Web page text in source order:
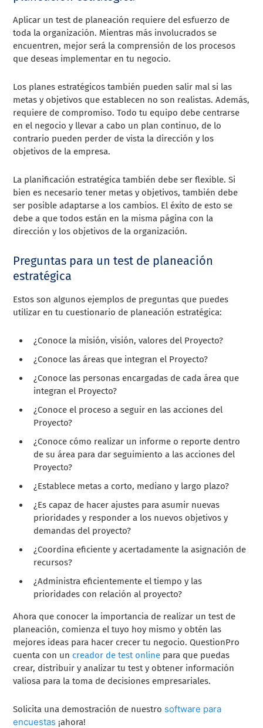
Aplicar un test de planeación requiere del esfuerzo de
toda la organización. Mientras más involucrados se
encuentren, mejor será la comprensión de los procesos
que deseas implementar en tu negocio.
Los planes estratégicos también pueden salir mal si las
metas y objetivos que establecen no son realistas. Además,
requiere de compromiso. Todo tu equipo debe centrarse
en el negocio y llevar a cabo un plan continuo, de lo
contrario pueden perder de vista la dirección y los
objetivos de la empresa.
La planificación estratégica también debe ser flexible. Si
bien es necesario tener metas y objetivos, también debe
ser posible adaptarse a los cambios. El éxito de esto se
debe a que todos están en la misma página con la
dirección y los objetivos de la organización.
Preguntas para un test de planeación
estratégica
Estos son algunos ejemplos de preguntas que puedes
utilizar en tu cuestionario de planeación estratégica:
¿Conoce la misión, visión, valores del Proyecto?
¿Conoce las áreas que integran el Proyecto?
¿Conoce las personas encargadas de cada área que
integran el Proyecto?
¿Conoce el proceso a seguir en las acciones del
Proyecto?
¿Conoce cómo realizar un informe o reporte dentro
de su área para dar seguimiento a las acciones del
Proyecto?
¿Establece metas a corto, mediano y largo plazo?
¿Es capaz de hacer ajustes para asumir nuevas
prioridades y responder a los nuevos objetivos y
demandas del proyecto?
¿Coordina eficiente y acertadamente la asignación de
recursos?
¿Administra eficientemente el tiempo y las
prioridades con relación al proyecto?
Ahora que conocer la importancia de realizar un test de
planeación, comienza el tuyo hoy mismo y obtén las
mejores ideas para hacer crecer tu negocio. QuestionPro
cuenta con un creador de test online para que puedas
crear, distribuir y analizar tu test y obtener información
valiosa para la toma de decisiones empresariales.
Solicita una demostración de nuestro software para
encuestas ¡ahora!